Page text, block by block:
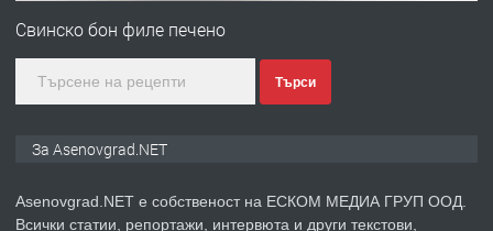
Свинско бон филе печено
Търси
За Asenovgrad.NET
Asenovgrad.NET е собственост на ЕСКОМ МЕДИА ГРУП ООД.
Всички статии, репортажи, интервюта и други текстови,